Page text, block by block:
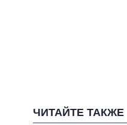
ЧИТАЙТЕ ТАКЖЕ